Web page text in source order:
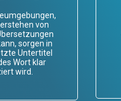
von
sorgen in
Untertitel
Wort klar
wird.